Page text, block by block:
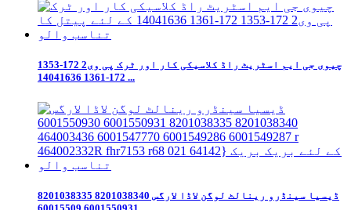
چیوی جی ایم اسٹریٹ راڈ کلاسیکی کار اور ٹرک پی وی2 172-1353
172-1361 14041636 ...
ڈیسیا سینڈرو رینالٹ لوگن لاڈا لارگس 8201038340 8201038335